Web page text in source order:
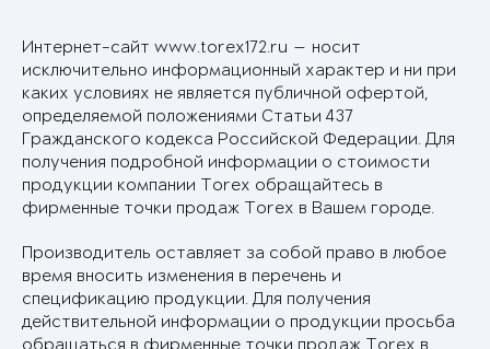
Интернет-сайт www.torex172.ru — носит
исключительно информационный характер и ни при
каких условиях не является публичной офертой,
определяемой положениями Статьи 437
Гражданского кодекса Российской Федерации. Для
получения подробной информации о стоимости
продукции компании Torex обращайтесь в
фирменные точки продаж Torex в Вашем городе.
Производитель оставляет за собой право в любое
время вносить изменения в перечень и
спецификацию продукции. Для получения
действительной информации о продукции просьба
обращаться в фирменные точки продаж Torex в